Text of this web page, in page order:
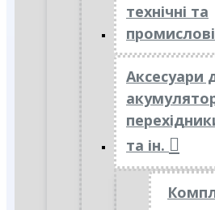
технічні та
промислові
Аксесуари
та ін.